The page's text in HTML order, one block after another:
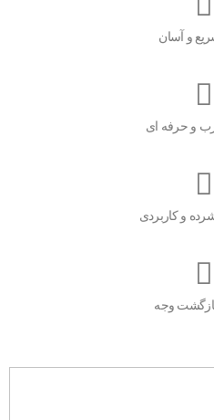
و آسان
و حرفه ای
و کاربردی
بازگشت وجه